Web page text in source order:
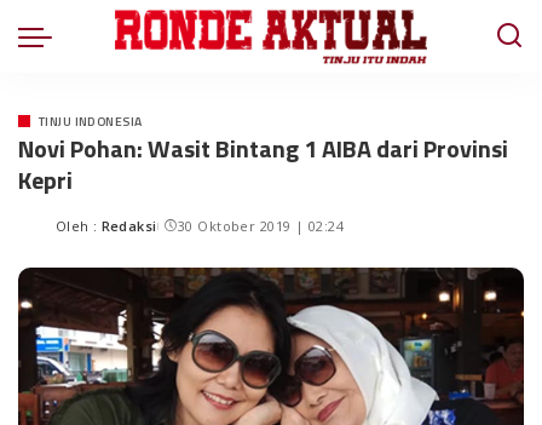
TINJU INDONESIA
Novi Pohan: Wasit Bintang 1 AIBA dari Provinsi
Kepri
Oleh : Redaksi 30 Oktober 2019 | 02:24